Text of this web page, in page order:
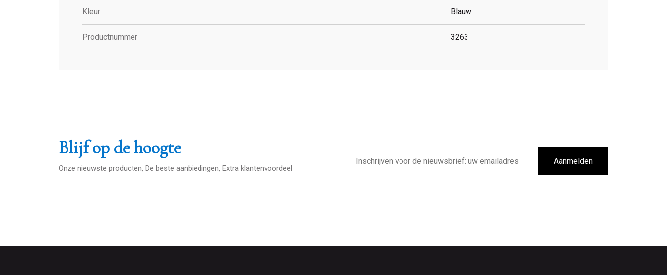
Kleur Blauw
Productnummer 3263
Blijf op de hoogte
Onze nieuwste producten, De beste aanbiedingen, Extra klantenvoordeel
mailadres
Aanmelden